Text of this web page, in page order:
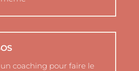
coaching pour faire le